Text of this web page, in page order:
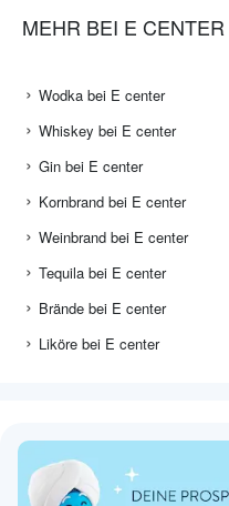
MEHR BEI E CENTER
Wodka bei E center
Whiskey bei E center
Gin bei E center
Kornbrand bei E center
Weinbrand bei E center
Tequila bei E center
Brände bei E center
Liköre bei E center